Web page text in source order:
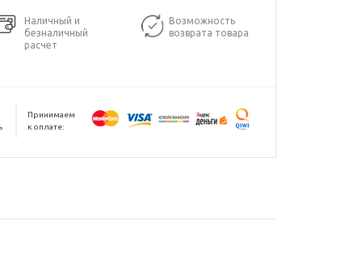
Наличный и
безналичный
расчет
Возможность
возврата товара
Принимаем
к оплате: